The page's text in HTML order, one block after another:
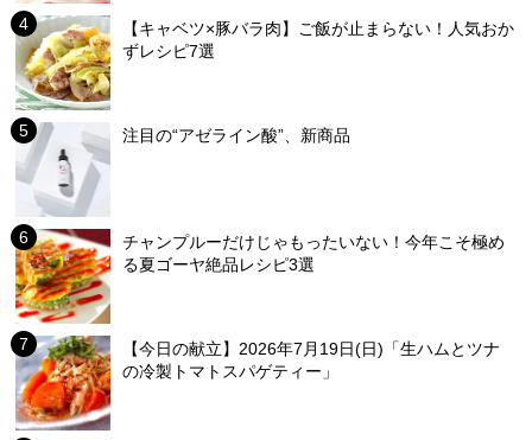
【キャベツ×豚バラ肉】ご飯が止まらない！人気おか
ずレシピ7選
注目の“アゼライン酸”、新商品
チャンプルーだけじゃもったいない！今年こそ極め
る夏ゴーヤ絶品レシピ3選
【今日の献立】2026年7月19日(日)「生ハムとツナ
の冷製トマトスパゲティー」